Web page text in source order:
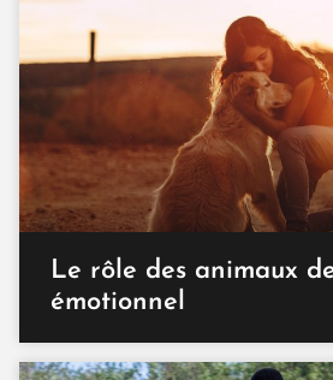
Le rôle des animaux
émotionnel